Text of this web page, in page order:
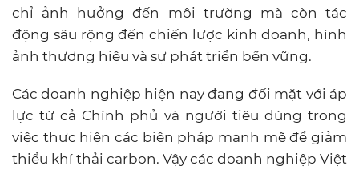
chỉ ảnh hưởng đến môi trường mà còn tác
động sâu rộng đến chiến lược kinh doanh, hình
ảnh thương hiệu và sự phát triển bền vững.
Các doanh nghiệp hiện nay đang đối mặt với áp
lực từ cả Chính phủ và người tiêu dùng trong
việc thực hiện các biện pháp mạnh mẽ để giảm
thiểu khí thải carbon. Vậy các doanh nghiệp Việt